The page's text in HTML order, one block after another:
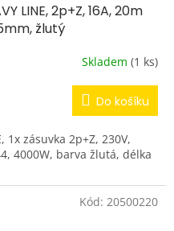
LINE, 2p+Z, 16A, 20m
žlutý
Skladem (1 ks)
Do košíku
1x zásuvka 2p+Z, 230V,
4000W, barva žlutá, délka
Kód: 20500220